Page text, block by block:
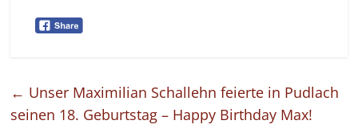
← Unser Maximilian Schallehn feierte in Pudlach
seinen 18. Geburtstag – Happy Birthday Max!